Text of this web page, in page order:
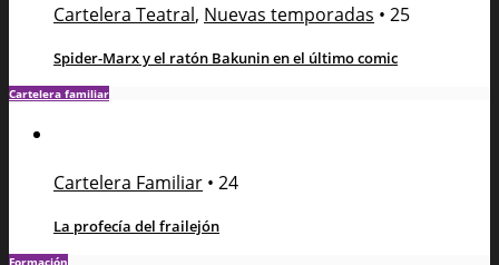
Cartelera Teatral, Nuevas temporadas • 25
Spider-Marx y el ratón Bakunin en el último comic
Cartelera familiar
Cartelera Familiar • 24
La profecía del frailejón
Formación